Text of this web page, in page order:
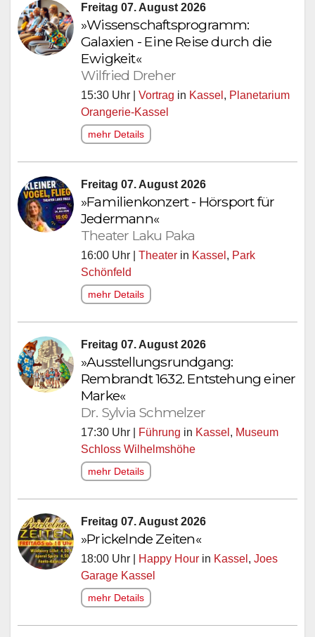
Freitag 07. August 2026
»Wissenschaftsprogramm:
Galaxien - Eine Reise durch die
Ewigkeit«
Wilfried Dreher
15:30 Uhr | Vortrag in Kassel , Planetarium
Orangerie-Kassel
mehr Details
Freitag 07. August 2026
»Familienkonzert - Hörsport für
Jedermann«
Theater Laku Paka
16:00 Uhr | Theater in Kassel , Park
Schönfeld
mehr Details
Freitag 07. August 2026
»Ausstellungsrundgang:
Rembrandt 1632. Entstehung einer
Marke«
Dr. Sylvia Schmelzer
17:30 Uhr | Führung in Kassel , Museum
Schloss Wilhelmshöhe
mehr Details
Freitag 07. August 2026
»Prickelnde Zeiten«
18:00 Uhr | Happy Hour in Kassel , Joes
Garage Kassel
mehr Details